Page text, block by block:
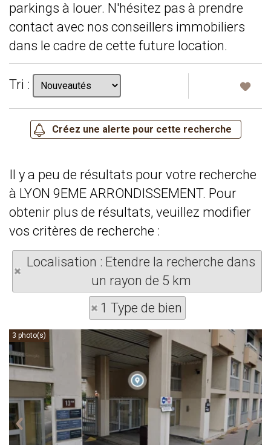
parkings à louer. N'hésitez pas à prendre
contact avec nos conseillers immobiliers
dans le cadre de cette future location.
Tri :
Il y a peu de résultats pour votre recherche
à LYON 9EME ARRONDISSEMENT. Pour
obtenir plus de résultats, veuillez modifier
vos critères de recherche :
Localisation : Etendre la recherche dans
un rayon de 5 km
1 Type de bien
3 photo(s)